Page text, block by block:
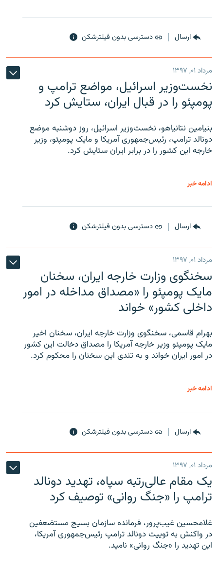
ارسال دسترسی بدون فیلترشکن
مرداد ۰۱, ۱۳۹۷
نخست‌وزیر اسرائیل، مواضع ترامپ و
پومپئو را در قبال ایران، ستایش کرد
بنیامین نتانیاهو، نخست‌وزیر اسرائیل، روز دوشنبه موضع
دونالد ترامپ، رئیس‌جمهوری آمریکا و مایک پومپئو، وزیر
خارجه این کشور را در برابر ایران ستایش کرد.
ادامه خبر
ارسال دسترسی بدون فیلترشکن
مرداد ۰۱, ۱۳۹۷
سخنگوی وزارت خارجه ایران، سخنان
مایک پومپئو را «مصداق مداخله در امور
داخلی کشور» خواند
بهرام قاسمی، سخنگوی وزارت خارجه ایران، سخنان اخیر
مایک پومپئو وزیر خارجه آمریکا را مصداق دخالت این کشور
در امور ایران خواند و به تندی این سخنان را محکوم کرد.
ادامه خبر
ارسال دسترسی بدون فیلترشکن
مرداد ۰۱, ۱۳۹۷
یک مقام عالی‌رتبه سپاه، تهدید دونالد
ترامپ را «جنگ روانی» توصیف کرد
غلامحسین غیب‌پرور، فرمانده سازمان بسیج مستضعفین
در واکنش به توییت دونالد ترامپ رئیس‌جمهوری آمریکا،
این تهدید را «جنگ روانی» نامید.